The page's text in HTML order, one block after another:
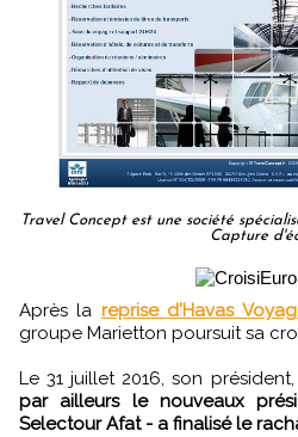
Travel Concept est une société
Capture
Après la reprise d'Havas
groupe Marietton poursuit sa
Le 31 juillet 2016, son président,
par ailleurs le nouveaux
Selectour Afat - a finalisé le